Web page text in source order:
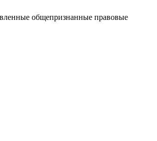
общепризнанные правовые